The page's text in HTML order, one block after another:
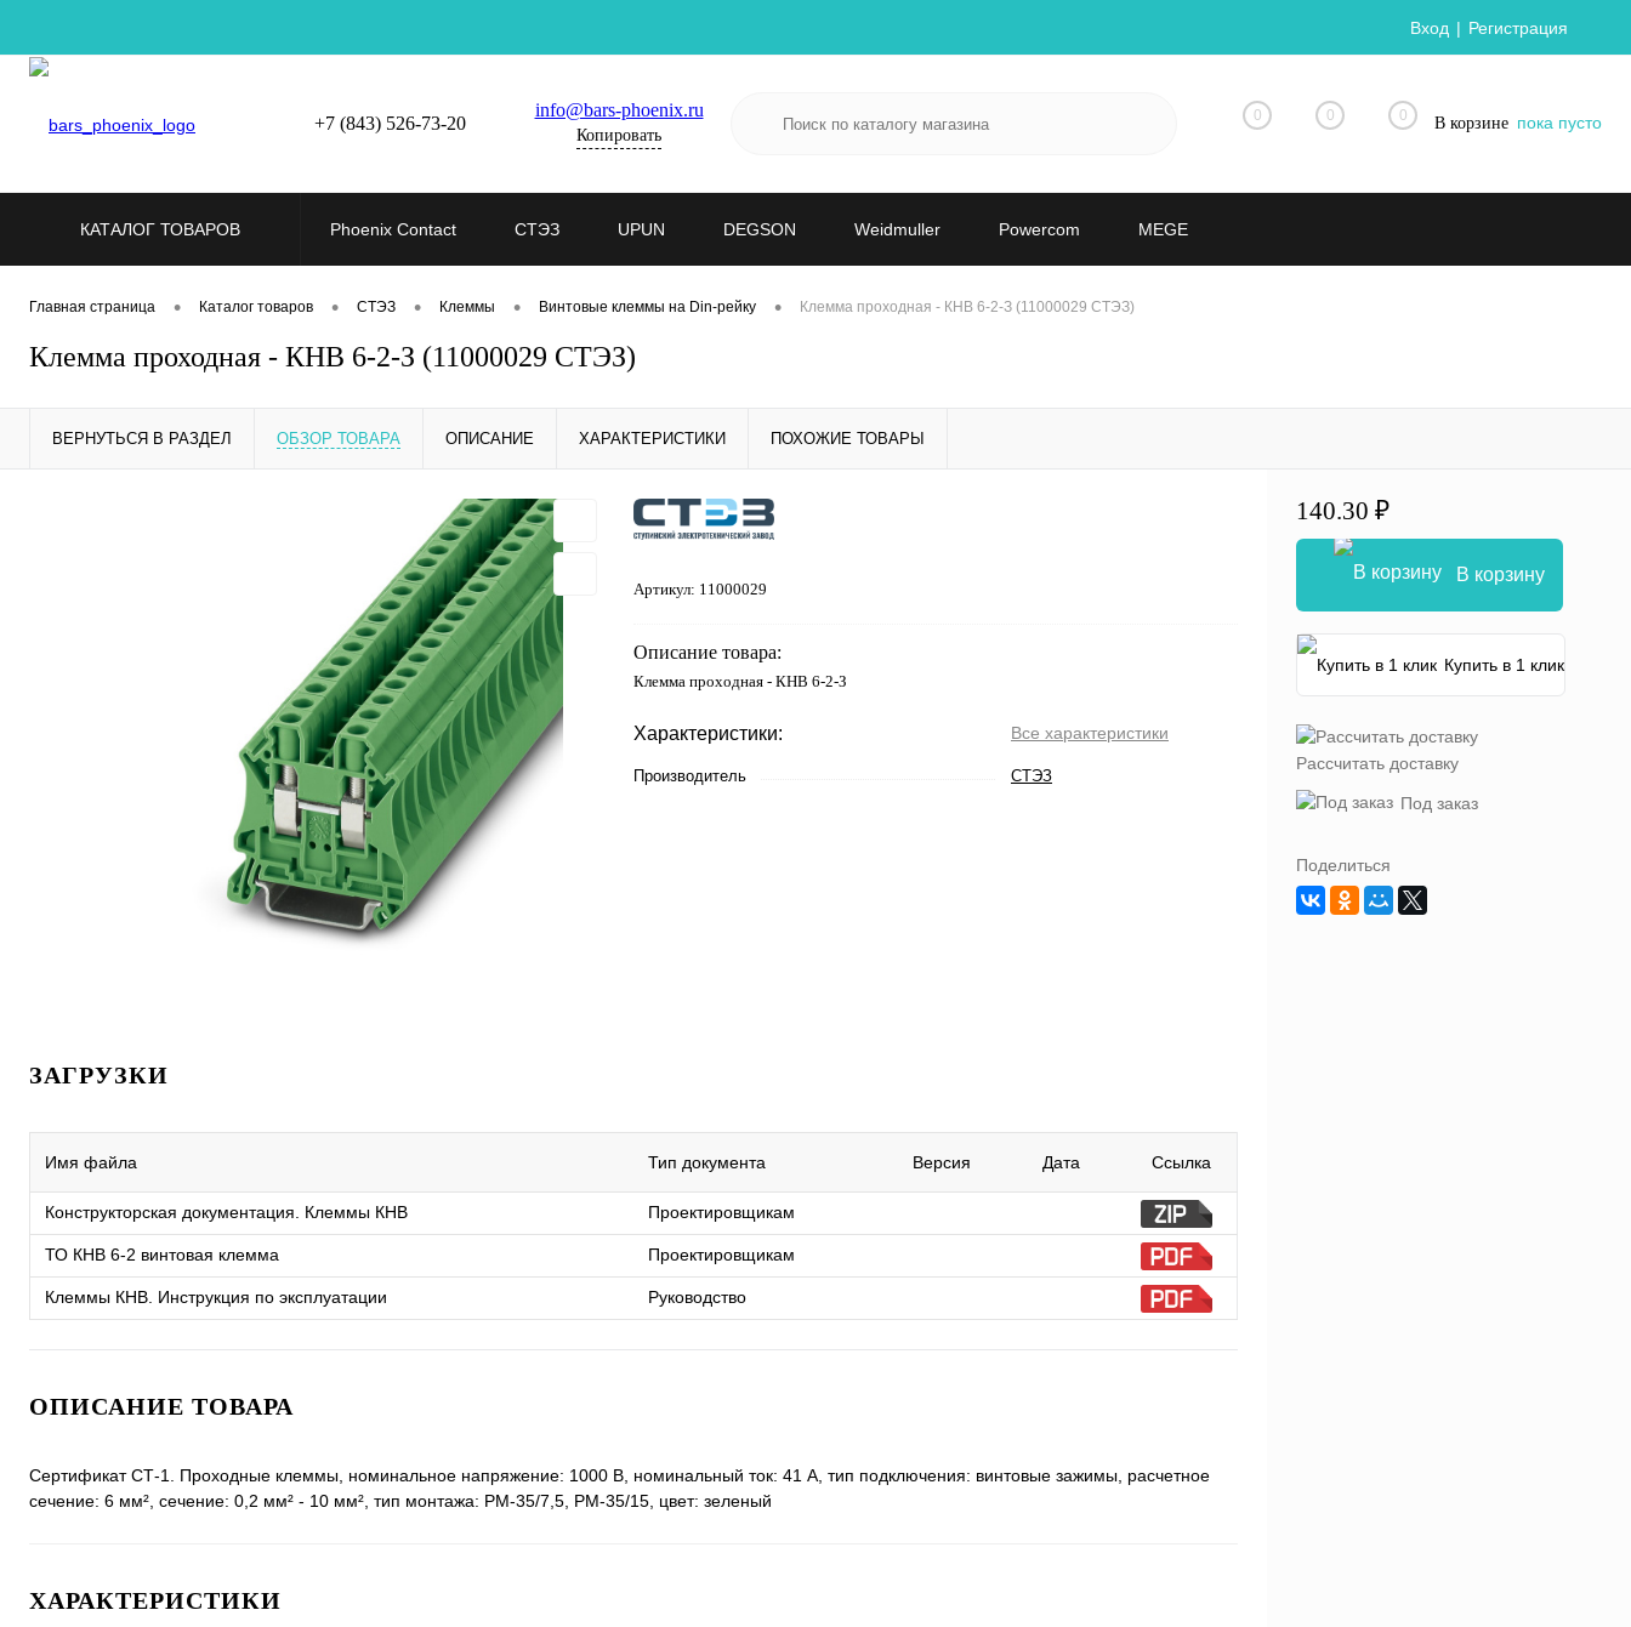
Вход Регистрация
+7 (843) 526-73-20
info@bars-phoenix.ru
Копировать
0 0 0 В корзине пока пусто
КАТАЛОГ ТОВАРОВ Phoenix Contact СТЭЗ UPUN DEGSON Weidmuller Powercom MEGE
Главная страница • Каталог товаров • СТЭЗ • Клеммы • Винтовые клеммы на Din-рейку • Клемма проходная - КНВ 6-2-З (11000029 СТЭЗ)
Клемма проходная - КНВ 6-2-З (11000029 СТЭЗ)
ВЕРНУТЬСЯ В РАЗДЕЛ ОБЗОР ТОВАРА ОПИСАНИЕ ХАРАКТЕРИСТИКИ ПОХОЖИЕ ТОВАРЫ
Артикул: 11000029
Описание товара:
Клемма проходная - КНВ 6-2-З
Характеристики: Все характеристики
Производитель СТЭЗ
ЗАГРУЗКИ
Имя файла Тип документа Версия Дата Ссылка
Конструкторская документация. Клеммы КНВ Проектировщикам
ТО КНВ 6-2 винтовая клемма Проектировщикам
Клеммы КНВ. Инструкция по эксплуатации Руководство
ОПИСАНИЕ ТОВАРА
Сертификат СТ-1. Проходные клеммы, номинальное напряжение: 1000 В, номинальный ток: 41 A, тип подключения: винтовые зажимы, расчетное
сечение: 6 мм², сечение: 0,2 мм² - 10 мм², тип монтажа: РМ-35/7,5, РМ-35/15, цвет: зеленый
ХАРАКТЕРИСТИКИ
140.30 ₽
В корзину
Купить в 1 клик
Рассчитать доставку
Под заказ
Поделиться